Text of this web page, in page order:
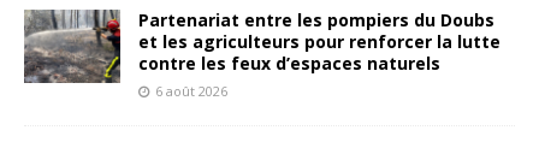
Partenariat entre les pompiers du Doubs
et les agriculteurs pour renforcer la lutte
contre les feux d’espaces naturels
6 août 2026